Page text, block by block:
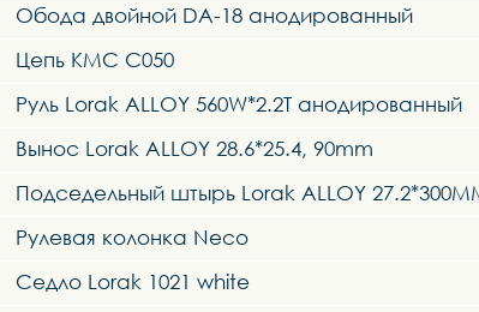
Обода двойной DA-18 анодированный
Цепь KMC C050
Руль Lorak ALLOY 560W*2.2T анодированный
Вынос Lorak ALLOY 28.6*25.4, 90mm
Подседельный штырь Lorak ALLOY
Рулевая колонка Neco
Седло Lorak 1021 white